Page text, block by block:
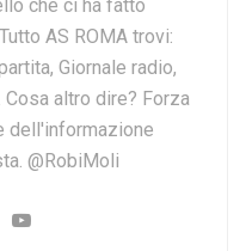
che ci ha fatto
AS ROMA trovi:
Giornale radio,
altro dire? Forza
dell'informazione
@RobiMoli